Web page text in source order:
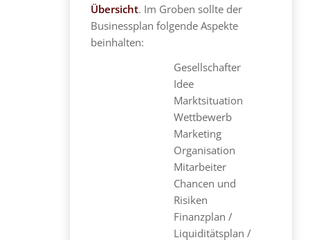
Übersicht. Im Groben sollte der
Businessplan folgende Aspekte
beinhalten:
Gesellschafter
Idee
Marktsituation
Wettbewerb
Marketing
Organisation
Mitarbeiter
Chancen und
Risiken
Finanzplan /
Liquiditätsplan /